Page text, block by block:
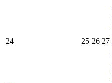
24 25 26 27